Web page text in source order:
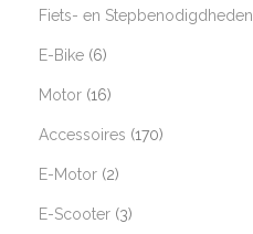
Fiets- en Stepbenodigdheden
E-Bike 6
Motor 16
Accessoires 170
E-Motor 2
E-Scooter 3